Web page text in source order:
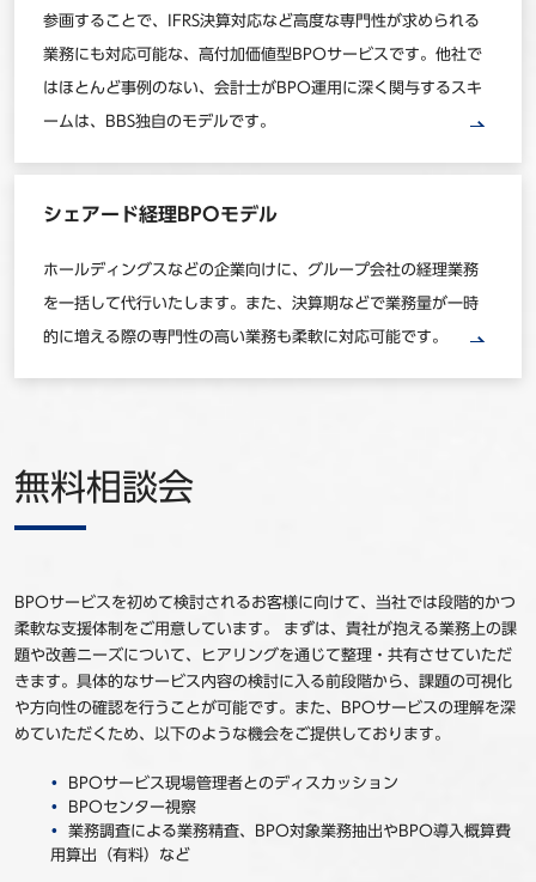
参画することで、IFRS決算対応など高度な専門性が求められる
業務にも対応可能な、高付加価値型BPOサービスです。他社で
はほとんど事例のない、会計士がBPO運用に深く関与するスキ
ームは、BBS独自のモデルです。
シェアード経理BPOモデル
ホールディングスなどの企業向けに、グループ会社の経理業務
を一括して代行いたします。また、決算期などで業務量が一時
的に増える際の専門性の高い業務も柔軟に対応可能です。
無料相談会
BPOサービスを初めて検討されるお客様に向けて、当社では段階的かつ
柔軟な支援体制をご用意しています。 まずは、貴社が抱える業務上の課
題や改善ニーズについて、ヒアリングを通じて整理・共有させていただ
きます。具体的なサービス内容の検討に入る前段階から、課題の可視化
や方向性の確認を行うことが可能です。また、BPOサービスの理解を深
めていただくため、以下のような機会をご提供しております。
BPOサービス現場管理者とのディスカッション
BPOセンター視察
業務調査による業務精査、BPO対象業務抽出やBPO導入概算費
用算出（有料）など